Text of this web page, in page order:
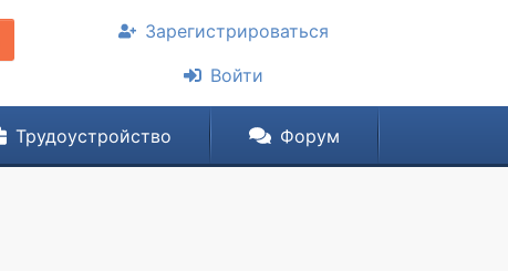
Зарегистрироваться
Войти
Трудоустройство Форум